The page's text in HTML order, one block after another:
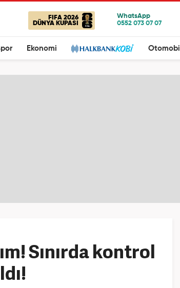
FIFA 2026
DÜNYA KUPASI
Ekonomi Otomobil
Sınırda kontrol